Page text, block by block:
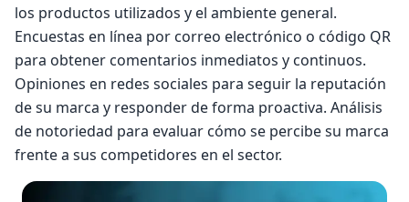
los productos utilizados y el ambiente general.
Encuestas en línea por correo electrónico o código QR
para obtener comentarios inmediatos y continuos.
Opiniones en redes sociales para seguir la reputación
de su marca y responder de forma proactiva. Análisis
de notoriedad para evaluar cómo se percibe su marca
frente a sus competidores en el sector.